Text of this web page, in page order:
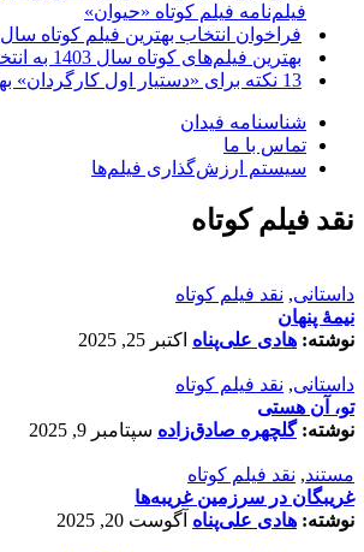
فیلم‌نامه فیلم کوتاه «حیوان»
فراخوان انتخاب بهترین فیلم کوتاه سال ۱۴۰4
بهترین فیلم‌های کوتاه سال 1403 به انتخاب فیدان
13 نکته برای «دستیار اول کارگردان» بهتری بودن
شناسنامه فیدان
تماس با ما
سیستم ارزش‌گذاری فیلم‌ها
نقد فیلم کوتاه
داستانی, نقد فیلم کوتاه
نیمۀ پنهان
نوشته: هادی علی‌پناه اکتبر 25, 2025
داستانی, نقد فیلم کوتاه
تو، آن هستی
نوشته:گلچهره صادق‌زاده سپتامبر 9, 2025
مستند, نقد فیلم کوتاه
غریبگان در سرزمین غریبه‌ها
نوشته: هادی علی‌پناه آگوست 20, 2025